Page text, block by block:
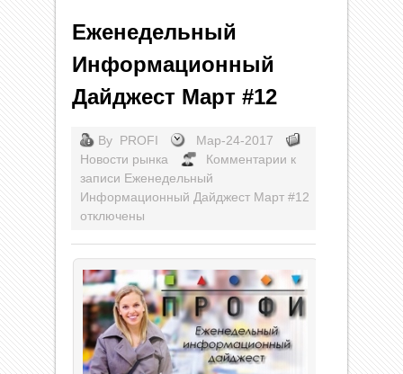
Еженедельный
Информационный
Дайджест Март #12
By PROFI
Мар-24-2017
Новости рынка
Комментарии к
записи Еженедельный
Информационный Дайджест Март #12
отключены